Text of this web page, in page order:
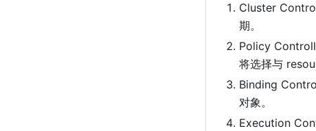
Cluster
期。
Policy
将选择与
Binding
对象。
Execution